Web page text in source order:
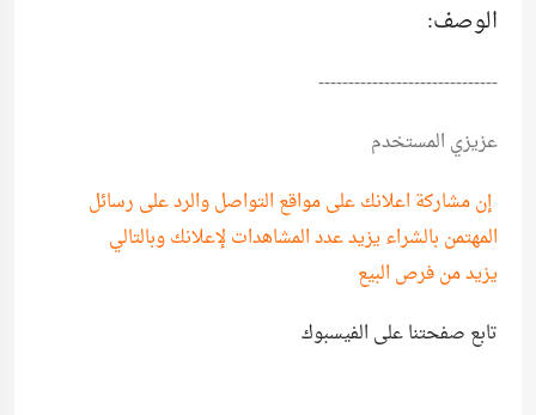
الوصف:
------------------------------
عزيزي المستخدم
إن مشاركة اعلانك على مواقع التواصل والرد على رسائل
المهتمن بالشراء يزيد عدد المشاهدات لإعلانك وبالتالي
يزيد من فرص البيع
تابع صفحتنا على الفيسبوك